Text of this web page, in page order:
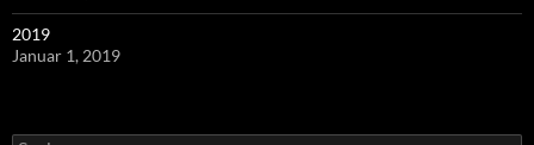
2019
Januar 1, 2019